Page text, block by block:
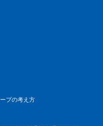
プの考え方